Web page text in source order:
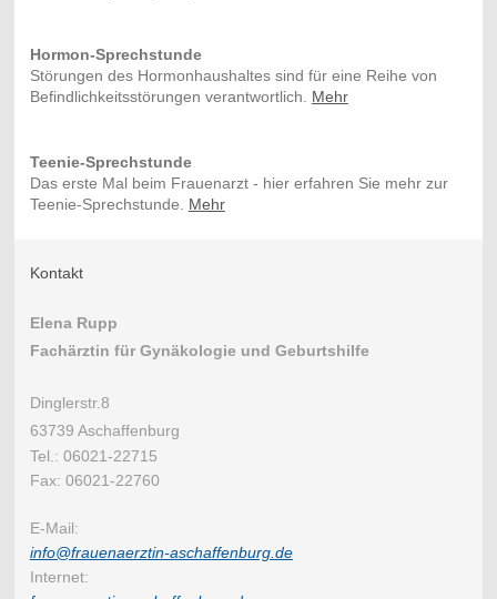
Hormon-Sprechstunde
Störungen des Hormonhaushaltes sind für eine Reihe von
Befindlichkeitsstörungen verantwortlich. Mehr
Teenie-Sprechstunde
Das erste Mal beim Frauenarzt - hier erfahren Sie mehr zur
Teenie-Sprechstunde. Mehr
Kontakt
Elena Rupp
Fachärztin für Gynäkologie und Geburtshilfe
Dinglerstr.8
63739 Aschaffenburg
Tel.: 06021-22715
Fax: 06021-22760
E-Mail:
info@frauenaerztin-aschaffenburg.de
Internet: